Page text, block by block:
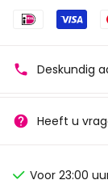
Deskundig
Heeft u
Voor 23:00